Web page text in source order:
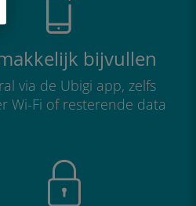
bijvullen
via de Ubigi app, zelfs
Wi-Fi of resterende data